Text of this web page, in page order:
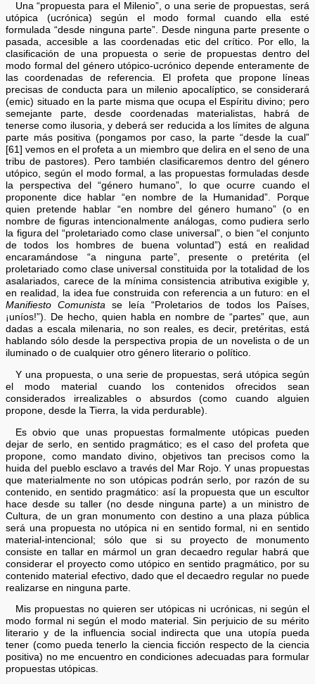
Una “propuesta para el Milenio”, o una serie de propuestas, será
utópica (ucrónica) según el modo formal cuando ella esté
formulada “desde ninguna parte”. Desde ninguna parte presente o
pasada, accesible a las coordenadas etic del crítico. Por ello, la
clasificación de una propuesta o serie de propuestas dentro del
modo formal del género utópico-ucrónico depende enteramente de
las coordenadas de referencia. El profeta que propone líneas
precisas de conducta para un milenio apocalíptico, se considerará
(emic) situado en la parte misma que ocupa el Espíritu divino; pero
semejante parte, desde coordenadas materialistas, habrá de
tenerse como ilusoria, y deberá ser reducida a los límites de alguna
parte más positiva (pongamos por caso, la parte “desde la cual”
[61] vemos en el profeta a un miembro que delira en el seno de una
tribu de pastores). Pero también clasificaremos dentro del género
utópico, según el modo formal, a las propuestas formuladas desde
la perspectiva del “género humano”, lo que ocurre cuando el
proponente dice hablar “en nombre de la Humanidad”. Porque
quien pretende hablar “en nombre del género humano” (o en
nombre de figuras intencionalmente análogas, como pudiera serlo
la figura del “proletariado como clase universal”, o bien “el conjunto
de todos los hombres de buena voluntad”) está en realidad
encaramándose “a ninguna parte”, presente o pretérita (el
proletariado como clase universal constituida por la totalidad de los
asalariados, carece de la mínima consistencia atributiva exigible y,
en realidad, la idea fue construida con referencia a un futuro: en el
Manifiesto Comunista se leía “Proletarios de todos los Países,
¡uníos!”). De hecho, quien habla en nombre de “partes” que, aun
dadas a escala milenaria, no son reales, es decir, pretéritas, está
hablando sólo desde la perspectiva propia de un novelista o de un
iluminado o de cualquier otro género literario o político.
Y una propuesta, o una serie de propuestas, será utópica según
el modo material cuando los contenidos ofrecidos sean
considerados irrealizables o absurdos (como cuando alguien
propone, desde la Tierra, la vida perdurable).
Es obvio que unas propuestas formalmente utópicas pueden
dejar de serlo, en sentido pragmático; es el caso del profeta que
propone, como mandato divino, objetivos tan precisos como la
huida del pueblo esclavo a través del Mar Rojo. Y unas propuestas
que materialmente no son utópicas podrán serlo, por razón de su
contenido, en sentido pragmático: así la propuesta que un escultor
hace desde su taller (no desde ninguna parte) a un ministro de
Cultura, de un gran monumento con destino a una plaza pública
será una propuesta no utópica ni en sentido formal, ni en sentido
material-intencional; sólo que si su proyecto de monumento
consiste en tallar en mármol un gran decaedro regular habrá que
considerar el proyecto como utópico en sentido pragmático, por su
contenido material efectivo, dado que el decaedro regular no puede
realizarse en ninguna parte.
Mis propuestas no quieren ser utópicas ni ucrónicas, ni según el
modo formal ni según el modo material. Sin perjuicio de su mérito
literario y de la influencia social indirecta que una utopía pueda
tener (como pueda tenerlo la ciencia ficción respecto de la ciencia
positiva) no me encuentro en condiciones adecuadas para formular
propuestas utópicas.